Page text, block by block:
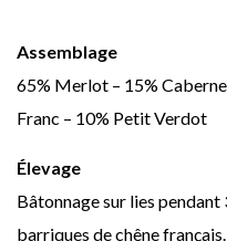
Assemblage
65% Merlot – 15%
Franc – 10% Petit Verdot
Élevage
Bâtonnage sur lies pendant
barriques de chêne français.